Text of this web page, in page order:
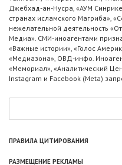
Джебхад-ан-Нусра, «АУМ
странах исламского Магриба»,
нежелательной деятельность
Медиа». СМИ-иноагентами
«Важные истории», «Голос
«Медиазона», ОВД-инфо.
«Мемориал», «Аналитический
Instagram и Facebook (Metа)
ПРАВИЛА ЦИТИРОВАНИЯ
РАЗМЕЩЕНИЕ РЕКЛАМЫ